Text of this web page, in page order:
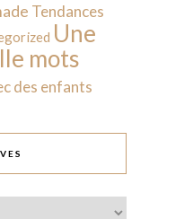
Tendances
Une
mots
des enfants